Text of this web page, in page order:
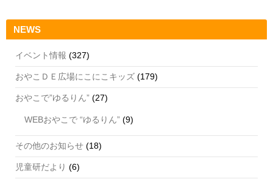
NEWS
イベント情報 (327)
おやこＤＥ広場にこにこキッズ (179)
おやこで”ゆるりん” (27)
WEBおやこで “ゆるりん” (9)
その他のお知らせ (18)
児童研だより (6)